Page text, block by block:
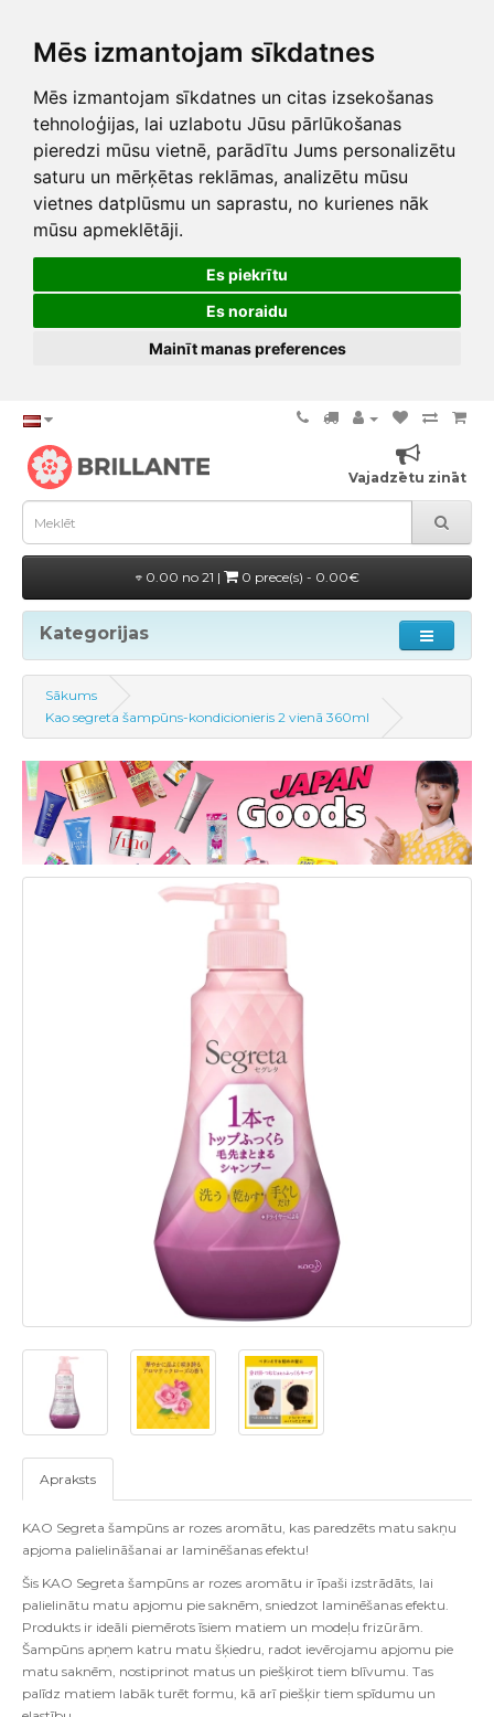
Mēs izmantojam sīkdatnes
Mēs izmantojam sīkdatnes un citas izsekošanas
tehnoloģijas, lai uzlabotu Jūsu pārlūkošanas
pieredzi mūsu vietnē, parādītu Jums personalizētu
saturu un mērķētas reklāmas, analizētu mūsu
vietnes datplūsmu un saprastu, no kurienes nāk
mūsu apmeklētāji.
Es piekrītu
Es noraidu
Mainīt manas preferences
Vajadzētu zināt
0.00 no 21 | 0 prece(s) - 0.00€
Kategorijas
Sākums
Kao segreta šampūns-kondicionieris 2 vienā 360ml
Apraksts
KAO Segreta šampūns ar rozes aromātu, kas paredzēts matu sakņu
apjoma palielināšanai ar laminēšanas efektu!
Šis KAO Segreta šampūns ar rozes aromātu ir īpaši izstrādāts, lai
palielinātu matu apjomu pie saknēm, sniedzot laminēšanas efektu.
Produkts ir ideāli piemērots īsiem matiem un modeļu frizūrām.
Šampūns apņem katru matu šķiedru, radot ievērojamu apjomu pie
matu saknēm, nostiprinot matus un piešķirot tiem blīvumu. Tas
palīdz matiem labāk turēt formu, kā arī piešķir tiem spīdumu un